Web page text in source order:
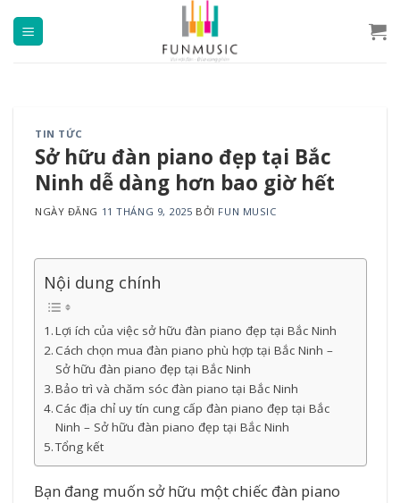
đến
TIN TỨC
Sở hữu đàn piano đẹp tại Bắc
Ninh dễ dàng hơn bao giờ hết
NGÀY ĐĂNG 11 THÁNG 9, 2025 BỞI FUN MUSIC
Nội dung chính
Lợi ích của việc sở hữu đàn piano đẹp tại Bắc Ninh
Cách chọn mua đàn piano phù hợp tại Bắc Ninh –
Sở hữu đàn piano đẹp tại Bắc Ninh
Bảo trì và chăm sóc đàn piano tại Bắc Ninh
Các địa chỉ uy tín cung cấp đàn piano đẹp tại Bắc
Ninh – Sở hữu đàn piano đẹp tại Bắc Ninh
Tổng kết
Bạn đang muốn sở hữu một chiếc đàn piano